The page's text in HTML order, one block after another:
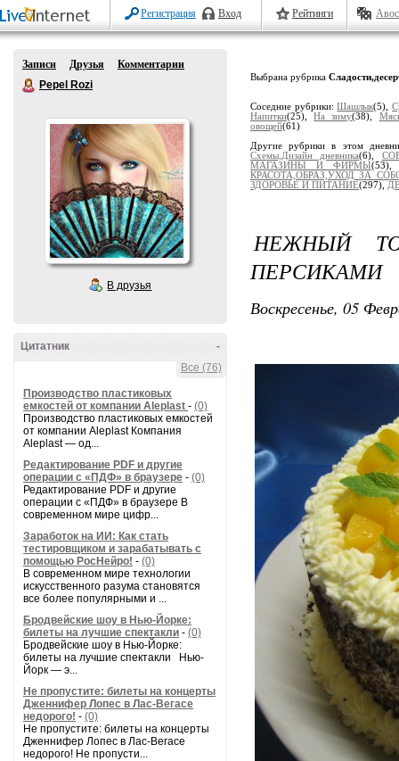
Регистрация Вход Рейтинги
Записи Друзья
Комментарии
Pepel Rozi
В друзья
-
Цитатник
Все (76)
Производство пластиковых
емкостей от компании Aleplast - (0)
Производство пластиковых емкостей
от компании Aleplast Компания
Aleplast — од...
Редактирование PDF и другие
операции с «ПДФ» в браузере - (0)
Редактирование PDF и другие
операции с «ПДФ» в браузере В
современном мире цифр...
Заработок на ИИ: Как стать
тестировщиком и зарабатывать с
помощью РосНейро! - (0)
В современном мире технологии
искусственного разума становятся
все более популярными и ...
Бродвейские шоу в Нью-Йорке:
билеты на лучшие спектакли - (0)
Бродвейские шоу в Нью-Йорке:
билеты на лучшие спектакли Нью-
Йорк — э...
Не пропустите: билеты на концерты
Дженнифер Лопес в Лас-Вегасе
недорого! - (0)
Не пропустите: билеты на концерты
Дженнифер Лопес в Лас-Вегасе
недорого! Не пропусти...
Выбрана рубрика
Соседние рубрики:Шашлык(5),
Напитки(25),На зиму(38),
овощей(61)
Другие рубрики в этом
Схемы,Дизайн дневника(6),
МАГАЗИНЫ И ФИРМЫ
КРАСОТА,ОБРАЗ,УХОД ЗА
ЗДОРОВЬЕ И ПИТАНИЕ(297),
НЕЖНЫЙ
ПЕРСИКАМИ
Воскресенье, 05